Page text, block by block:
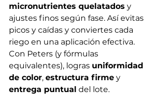
micronutrientes quelatados y
ajustes finos según fase. Así evitas
picos y caídas y conviertes cada
riego en una aplicación efectiva.
Con Peters (y fórmulas
equivalentes), logras uniformidad
de color, estructura firme y
entrega puntual del lote.